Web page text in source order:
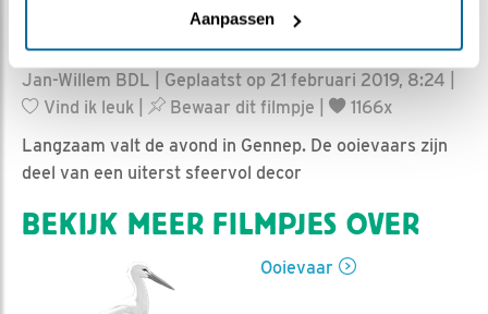
Aanpassen
de duisternis
Jan-Willem BDL | Geplaatst op 21 februari 2019, 8:24 |
Vind ik leuk
Bewaar dit filmpje
1166x
Langzaam valt de avond in Gennep. De ooievaars zijn
deel van een uiterst sfeervol decor
BEKIJK MEER FILMPJES OVER
Ooievaar